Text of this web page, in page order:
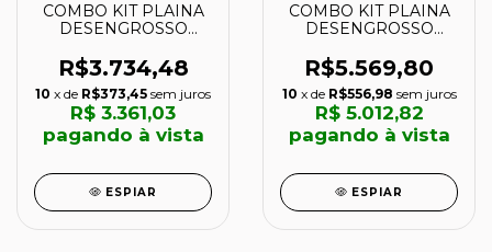
COMBO KIT PLAINA
DESENGROSSO
BANCADA - MAKITA
R$3.734,48
10 x de R$373,45 sem juros
R$ 3.361,03
pagando à vista
ESPIAR
COMBO KIT PLAINA
DESENGROSSO
BANCADA +
COLETOR PÓ -
MAKITA
R$5.569,80
10 x de R$556,98 sem juros
R$ 5.012,82
pagando à vista
ESPIAR